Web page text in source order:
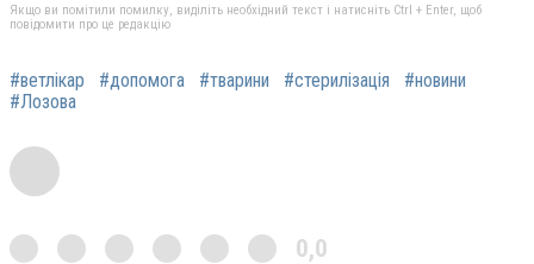
Якщо ви помітили помилку, виділіть необхідний текст і натисніть Ctrl + Enter, щоб
повідомити про це редакцію
#ветлікар #допомога #тварини #стерилізація
#новини
#Лозова
0,0